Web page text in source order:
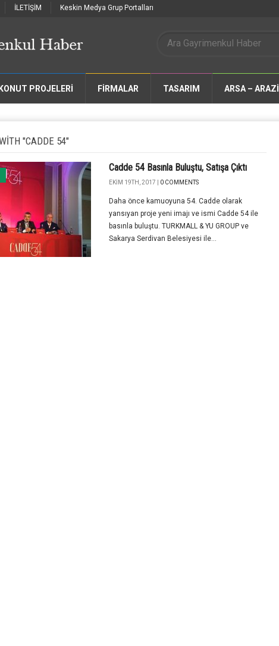
İLETİŞİM Keskin Medya Grup Portalları
KONUT PROJELERİ FIRMALAR TASARIM ARSA – ARAZİ
"CADDE 54"
Cadde 54 Basınla Buluştu, Satışa Çıktı
EKIM 19TH, 2017 | 0 COMMENTS
Daha önce kamuoyuna 54. Cadde olarak
yansıyan proje yeni imajı ve ismi Cadde 54 ile
basınla buluştu. TURKMALL & YU GROUP ve
Sakarya Serdivan Belesiyesi ile...